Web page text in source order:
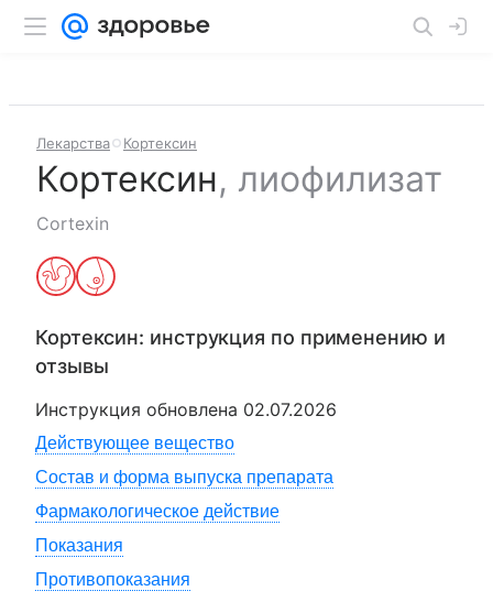
Лекарства Кортексин
Кортексин, лиофилизат
Cortexin
Кортексин: инструкция по применению и
отзывы
Инструкция обновлена 02.07.2026
Действующее вещество
Состав и форма выпуска препарата
Фармакологическое действие
Показания
Противопоказания